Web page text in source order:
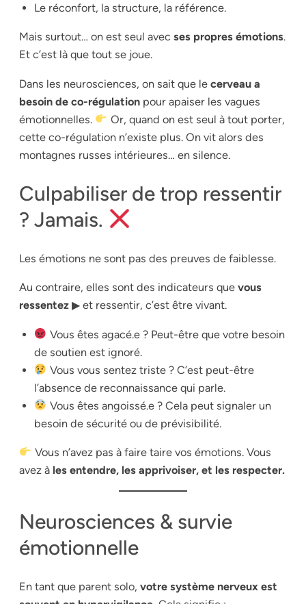
Le réconfort, la structure, la référence.
Mais surtout… on est seul avec ses propres émotions.
Et c’est là que tout se joue.
Dans les neurosciences, on sait que le cerveau a
besoin de co-régulation pour apaiser les vagues
émotionnelles.
Or, quand on est seul à tout porter,
cette co-régulation n’existe plus. On vit alors des
montagnes russes intérieures… en silence.
Culpabiliser de trop ressentir
? Jamais.
Les émotions ne sont pas des preuves de faiblesse.
Au contraire, elles sont des indicateurs que vous
ressentez ▶ et ressentir, c’est être vivant.
Vous êtes agacé.e ? Peut-être que votre besoin
de soutien est ignoré.
Vous vous sentez triste ? C’est peut-être
l’absence de reconnaissance qui parle.
Vous êtes angoissé.e ? Cela peut signaler un
besoin de sécurité ou de prévisibilité.
Vous n’avez pas à faire taire vos émotions. Vous
avez à les entendre, les apprivoiser, et les respecter.
Neurosciences & survie
émotionnelle
En tant que parent solo, votre système nerveux est